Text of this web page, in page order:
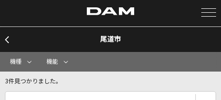
カラオケ検索
尾道市
機種 機能
3件見つかりました。